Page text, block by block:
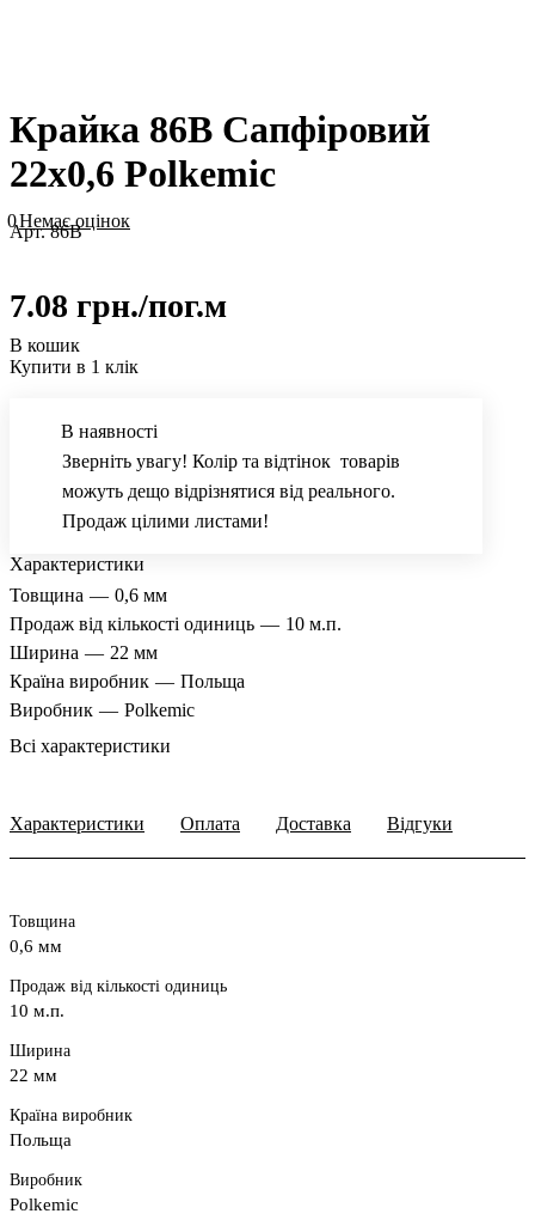
Крайка 86B Сапфіровий
22х0,6 Polkemic
0Немає оцінок
Арт.86B
7.08 грн./пог.м
В кошик
Купити в 1 клік
В наявності
Зверніть увагу! Колір та відтінок товарів
можуть дещо відрізнятися від реального.
Продаж цілими листами!
Характеристики
Товщина — 0,6 мм
Продаж від кількості одиниць — 10 м.п.
Ширина — 22 мм
Країна виробник — Польща
Виробник — Polkemic
Всі характеристики
Характеристики Оплата Доставка Відгуки
Товщина
0,6 мм
Продаж від кількості одиниць
10 м.п.
Ширина
22 мм
Країна виробник
Польща
Виробник
Polkemic